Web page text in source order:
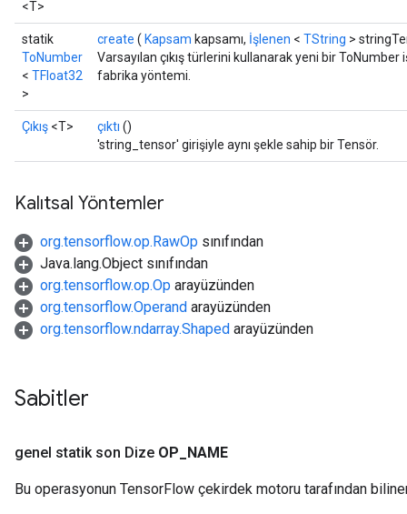
<T>
statik
ToNumber
< TFloat32
>
create ( Kapsam kapsamı, İşlenen < TString >
Varsayılan çıkış türlerini kullanarak yeni bir
fabrika yöntemi.
Çıkış <T> çıktı ()
'string_tensor' girişiyle aynı şekle sahip bir Tensör.
Kalıtsal Yöntemler
org.tensorflow.op.RawOp sınıfından
Java.lang.Object sınıfından
org.tensorflow.op.Op arayüzünden
org.tensorflow.Operand arayüzünden
org.tensorflow.ndarray.Shaped arayüzünden
Sabitler
genel statik son Dize OP NAME
Bu operasyonun TensorFlow çekirdek motoru tarafından